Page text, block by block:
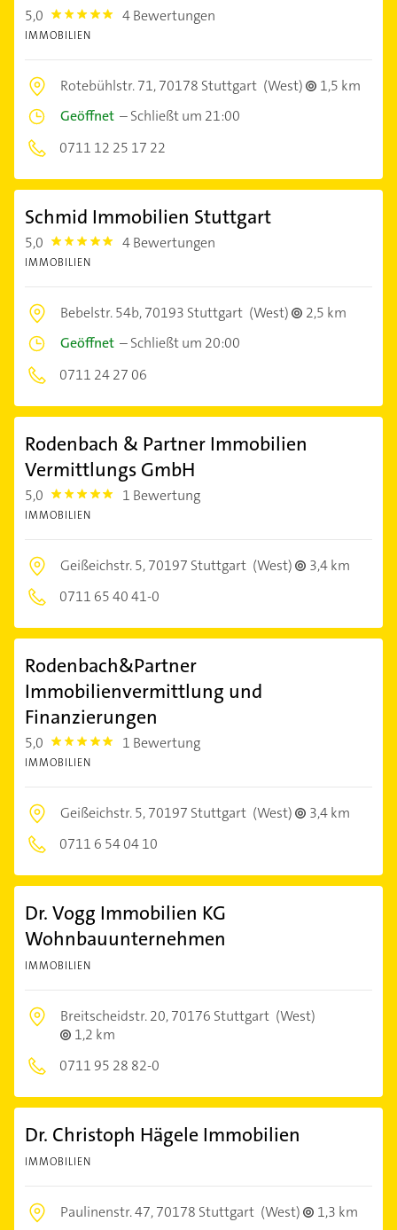
5,0 5.0 4 Bewertungen
IMMOBILIEN
Rotebühlstr. 71,70178 Stuttgart (West)
1,5 km
Geöffnet –Schließt um 21:00
0711 12 25 17 22
Schmid Immobilien Stuttgart
5,0 5.0 4 Bewertungen
IMMOBILIEN
Bebelstr. 54b,70193 Stuttgart (West)
2,5 km
Geöffnet –Schließt um 20:00
0711 24 27 06
Rodenbach & Partner Immobilien
Vermittlungs GmbH
5,0 5.0 1 Bewertung
IMMOBILIEN
Geißeichstr. 5,70197 Stuttgart (West)
3,4 km
0711 65 40 41-0
Rodenbach&Partner
Immobilienvermittlung und
Finanzierungen
5,0 5.0 1 Bewertung
IMMOBILIEN
Geißeichstr. 5,70197 Stuttgart (West)
3,4 km
0711 6 54 04 10
Dr. Vogg Immobilien KG
Wohnbauunternehmen
IMMOBILIEN
Breitscheidstr. 20,70176 Stuttgart (West)
1,2 km
0711 95 28 82-0
Dr. Christoph Hägele Immobilien
IMMOBILIEN
Paulinenstr. 47,70178 Stuttgart (West) 1,3 km